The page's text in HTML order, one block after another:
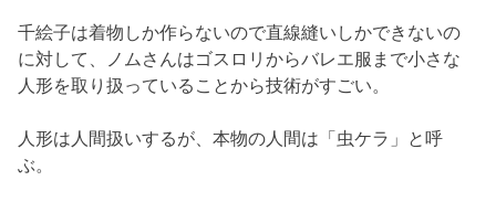
千絵子は着物しか作らないので直線縫いしかできないの
に対して、ノムさんはゴスロリからバレエ服まで小さな
人形を取り扱っていることから技術がすごい。
人形は人間扱いするが、本物の人間は「虫ケラ」と呼
ぶ。